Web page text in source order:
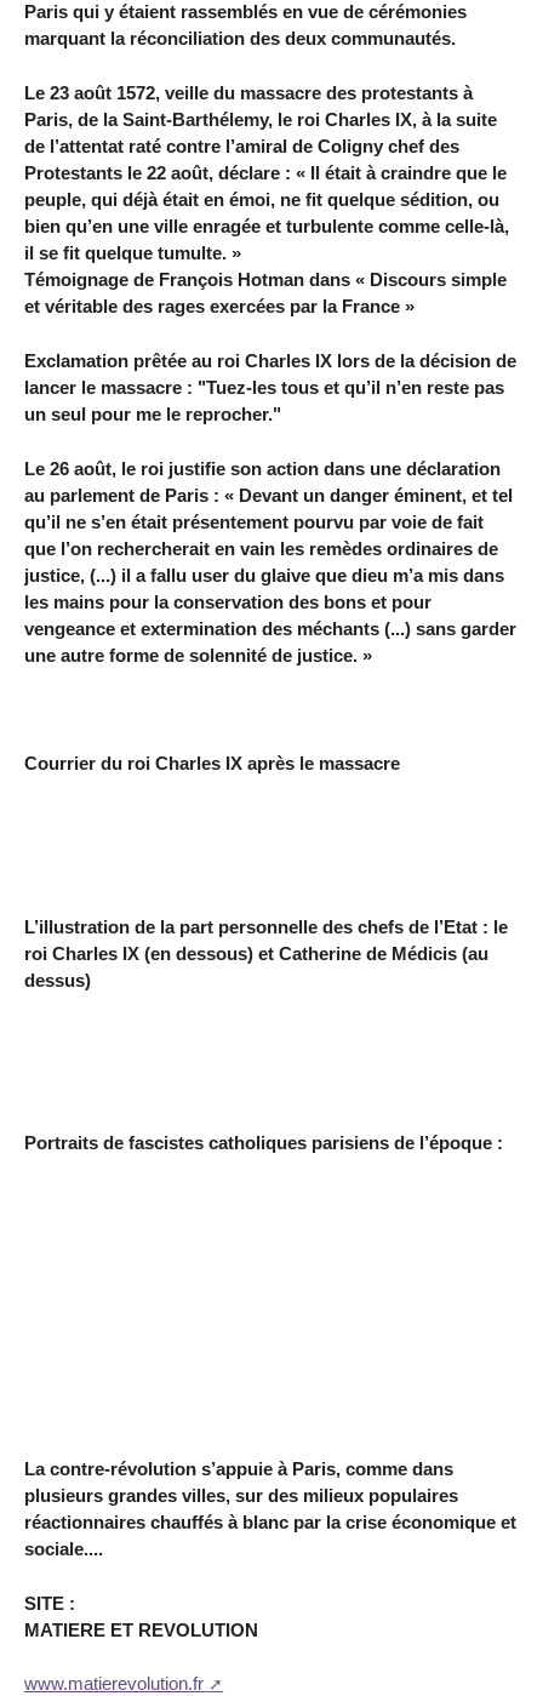
Paris qui y étaient rassemblés en vue de cérémonies
marquant la réconciliation des deux communautés.
Le 23 août 1572, veille du massacre des protestants à
Paris, de la Saint-Barthélemy, le roi Charles IX, à la suite
de l’attentat raté contre l’amiral de Coligny chef des
Protestants le 22 août, déclare : « Il était à craindre que le
peuple, qui déjà était en émoi, ne fit quelque sédition, ou
bien qu’en une ville enragée et turbulente comme celle-là,
il se fit quelque tumulte. »
Témoignage de François Hotman dans « Discours simple
et véritable des rages exercées par la France »
Exclamation prêtée au roi Charles IX lors de la décision de
lancer le massacre : "Tuez-les tous et qu’il n’en reste pas
un seul pour me le reprocher."
Le 26 août, le roi justifie son action dans une déclaration
au parlement de Paris : « Devant un danger éminent, et tel
qu’il ne s’en était présentement pourvu par voie de fait
que l’on rechercherait en vain les remèdes ordinaires de
justice, (...) il a fallu user du glaive que dieu m’a mis dans
les mains pour la conservation des bons et pour
vengeance et extermination des méchants (...) sans garder
une autre forme de solennité de justice. »
Courrier du roi Charles IX après le massacre
L’illustration de la part personnelle des chefs de l’Etat : le
roi Charles IX (en dessous) et Catherine de Médicis (au
dessus)
Portraits de fascistes catholiques parisiens de l’époque :
La contre-révolution s’appuie à Paris, comme dans
plusieurs grandes villes, sur des milieux populaires
réactionnaires chauffés à blanc par la crise économique et
sociale....
SITE :
MATIERE ET REVOLUTION
www.matierevolution.fr